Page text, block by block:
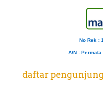
No Rek :
A/N :
daftar pengunjung